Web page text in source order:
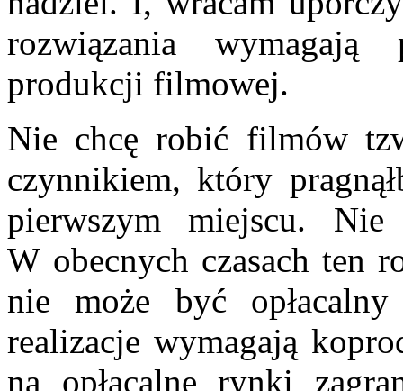
rozwiązania wymagają
produkcji filmowej.
Nie chcę robić filmów
czynnikiem, który
pierwszym miej­scu.
W obecnych czasach ten
nie może być
realizacje wyma­gają
na opłacalne rynki